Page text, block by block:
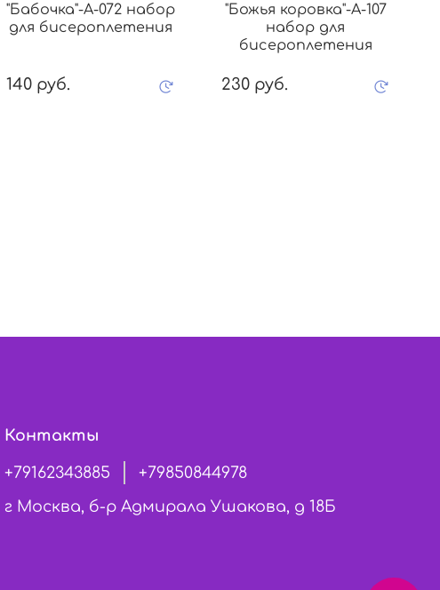
"Бабочка"-А-072 набор
для бисероплетения
140 руб.
"Божья коровка"-А-107
набор для
бисероплетения
230 руб.
Контакты
+79162343885
+79850844978
г Москва, б-р Адмирала Ушакова, д 18Б